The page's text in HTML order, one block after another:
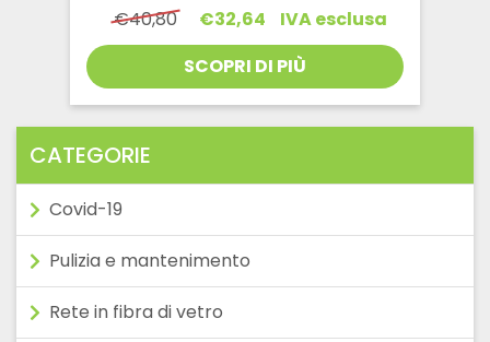
€40,80 Il
originale
era:
€40,80.
€32,64
Il
attuale
è:
€32,64.
IVA esclusa
SCOPRI DI PIÙ
CATEGORIE
Covid-19
Pulizia e mantenimento
Rete in fibra di vetro